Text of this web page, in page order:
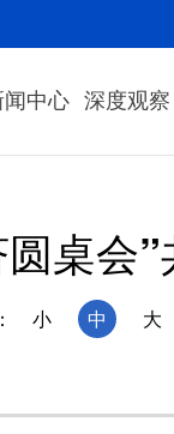
闻中心 深度观察
桌会
小 中 大